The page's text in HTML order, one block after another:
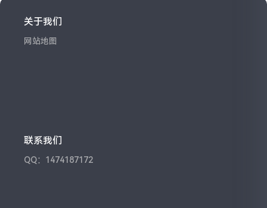
关于我们
网站地图
联系我们
QQ：1474187172